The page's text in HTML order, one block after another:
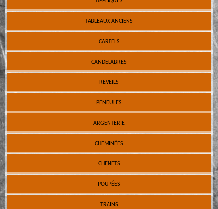
TABLEAUX ANCIENS
CARTELS
CANDELABRES
REVEILS
PENDULES
ARGENTERIE
CHEMINÉES
CHENETS
POUPÉES
TRAINS